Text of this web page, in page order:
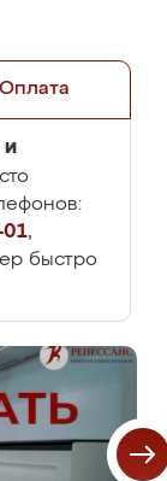
Оплата
и
01,
быстро